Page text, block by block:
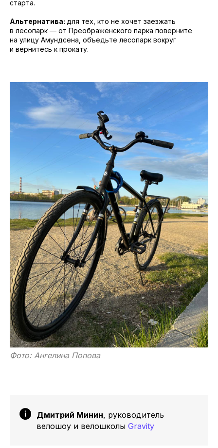
старта.
Альтернатива: для тех, кто не хочет заезжать
в лесопарк — от Преображенского парка поверните
на улицу Амундсена, объедьте лесопарк вокруг
и вернитесь к прокату.
Фото: Ангелина Попова
Дмитрий Минин, руководитель
велошоу и велошколы Gravity